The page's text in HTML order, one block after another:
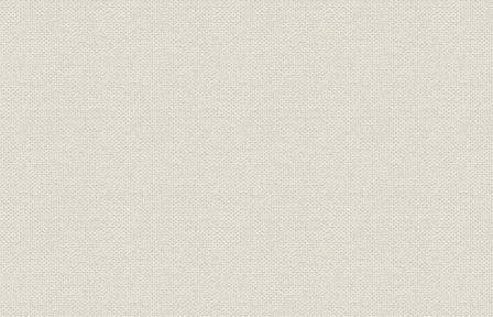
第一章 最近一〇年の当社の動き
第二章 各部門の最近一〇年の歩み
第一節 山林部門
第二節 木材・建材部門
第三節 住宅部門
第四節 事業開発部門
第五節 研究開発部門